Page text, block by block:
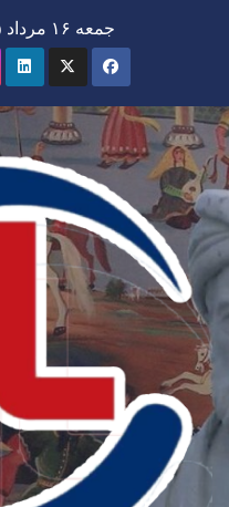
جمعه ۱۶ مرداد ۱۴۰۵